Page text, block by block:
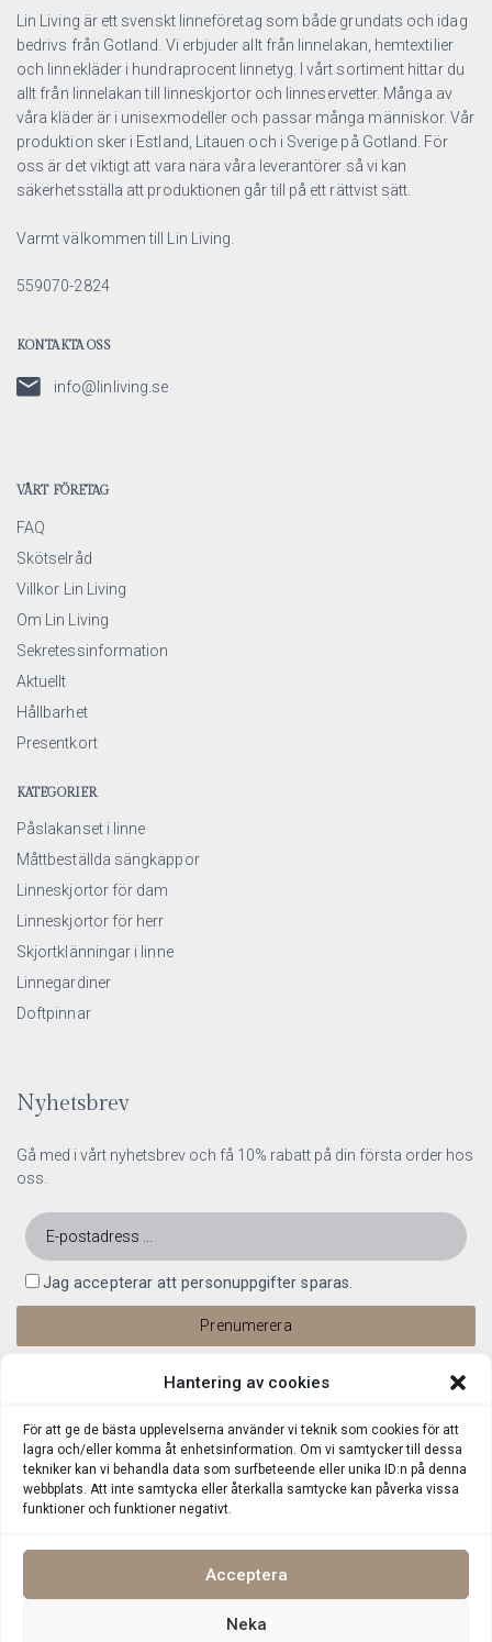
Hantering av cookies
För att ge de bästa upplevelserna använder vi teknik som cookies för att
lagra och/eller komma åt enhetsinformation. Om vi samtycker till dessa
tekniker kan vi behandla data som surfbeteende eller unika ID:n på denna
webbplats. Att inte samtycka eller återkalla samtycke kan påverka vissa
funktioner och funktioner negativt.
Acceptera
Neka
Lin Living är ett svenskt linneföretag som både grundats och idag
bedrivs från Gotland. Vi erbjuder allt från linnelakan, hemtextilier
och linnekläder i hundraprocent linnetyg. I vårt sortiment hittar du
allt från linnelakan till linneskjortor och linneservetter. Många av
våra kläder är i unisexmodeller och passar många människor. Vår
produktion sker i Estland, Litauen och i Sverige på Gotland. För
oss är det viktigt att vara nära våra leverantörer så vi kan
säkerhetsställa att produktionen går till på ett rättvist sätt.
Varmt välkommen till Lin Living.
559070-2824
KONTAKTA OSS
info@linliving.se
VÅRT FÖRETAG
FAQ
Skötselråd
Villkor Lin Living
Om Lin Living
Sekretessinformation
Aktuellt
Hållbarhet
Presentkort
KATEGORIER
Påslakanset i linne
Måttbeställda sängkappor
Linneskjortor för dam
Linneskjortor för herr
Skjortklänningar i linne
Linnegardiner
Doftpinnar
Nyhetsbrev
Gå med i vårt nyhetsbrev och få 10% rabatt på din första order hos
oss.
Jag accepterar att personuppgifter sparas.
Integritetspolicy